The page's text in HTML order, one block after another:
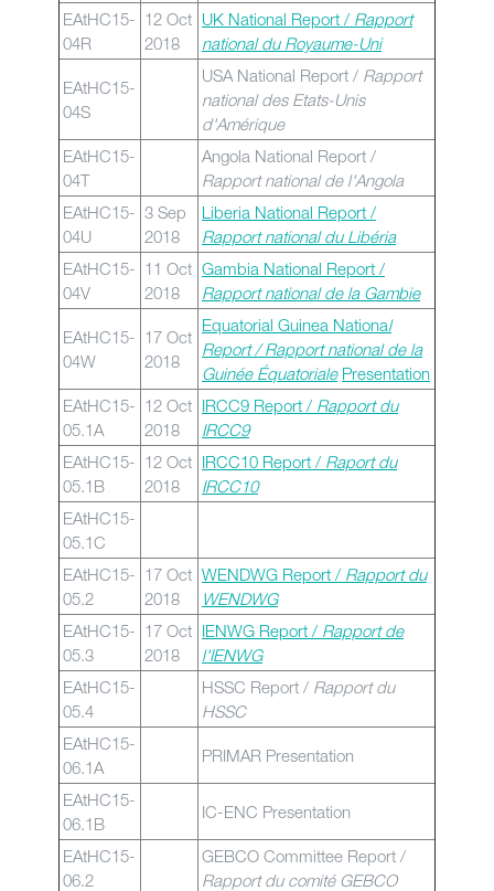
EAtHC15-
04R
12 Oct
2018
UK National Report / Rapport
national du Royaume-Uni
EAtHC15-
04S
USA National Report / Rapport
national des Etats-Unis
d'Amérique
EAtHC15-
04T
Angola National Report /
Rapport national de l'Angola
EAtHC15-
04U
3 Sep
2018
Liberia National Report /
Rapport national du Libéria
EAtHC15-
04V
11 Oct
2018
Gambia National Report /
Rapport national de la Gambie
EAtHC15-
04W
17 Oct
2018
Equatorial Guinea National
Report / Rapport national de la
Guinée Équatoriale Presentation
EAtHC15-
05.1A
12 Oct
2018
IRCC9 Report / Rapport du
IRCC9
EAtHC15-
05.1B
12 Oct
2018
IRCC10 Report / Raport du
IRCC10
EAtHC15-
05.1C
EAtHC15-
05.2
17 Oct
2018
WENDWG Report / Rapport du
WENDWG
EAtHC15-
05.3
17 Oct
2018
IENWG Report / Rapport de
l'IENWG
EAtHC15-
05.4
HSSC Report / Rapport du
HSSC
EAtHC15-
06.1A
PRIMAR Presentation
EAtHC15-
06.1B
IC-ENC Presentation
EAtHC15-
06.2
GEBCO Committee Report /
Rapport du comité GEBCO